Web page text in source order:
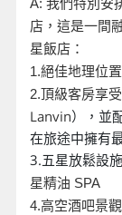
店，這是一間
星飯店：
1.絕佳地理位置
2.頂級客房享
Lanvin），並
在旅途中擁有
3.五星放鬆設
星精油 SPA
4.高空酒吧景